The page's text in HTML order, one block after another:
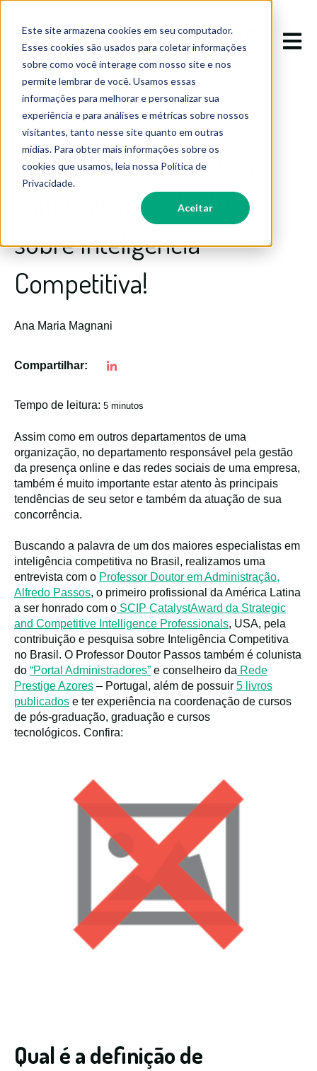
Este site armazena cookies em seu computador.
Esses cookies são usados para coletar informações
sobre como você interage com nosso site e nos
permite lembrar de você. Usamos essas
informações para melhorar e personalizar sua
experiência e para análises e métricas sobre nossos
visitantes, tanto nesse site quanto em outras
mídias. Para obter mais informações sobre os
cookies que usamos, leia nossa Política de
Privacidade.
Aceitar
Abrir
05/09/2016
Conversamos com um
especialista, saiba tudo
sobre Inteligência
Competitiva!
Ana Maria Magnani
Compartilhar:
Tempo de leitura: 5 minutos
Assim como em outros departamentos de uma
organização, no departamento responsável pela gestão
da presença online e das redes sociais de uma empresa,
também é muito importante estar atento às principais
tendências de seu setor e também da atuação de sua
concorrência.
Buscando a palavra de um dos maiores especialistas em
inteligência competitiva no Brasil, realizamos uma
entrevista com o Professor Doutor em Administração,
Alfredo Passos, o primeiro profissional da América Latina
a ser honrado com o SCIP CatalystAward da Strategic
and Competitive Intelligence Professionals, USA, pela
contribuição e pesquisa sobre Inteligência Competitiva
no Brasil. O Professor Doutor Passos também é colunista
do “Portal Administradores” e conselheiro da Rede
Prestige Azores – Portugal, além de possuir 5 livros
publicados e ter experiência na coordenação de cursos
de pós-graduação, graduação e cursos
tecnológicos. Confira:
Qual é a definição de